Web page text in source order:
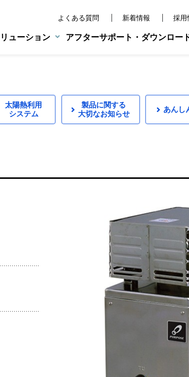
湯機器
ード対応形
規模施設用給湯器
真空乾
ューション
テム
アフターサポート・ダウンロー
エラーコード表
環境への取り組み
よくある質問 新着情報 採用
太陽熱利用
システム
製品に関する
大切なお知らせ
あんし
使用期間お知らせサイン（